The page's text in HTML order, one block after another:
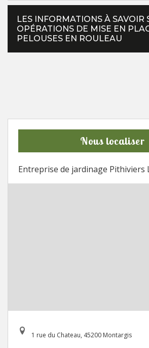
LES INFORMATIONS À SAVOIR
OPÉRATIONS DE MISE EN
PELOUSES EN ROULEAU
Nous localiser
Entreprise de jardinage Pithiviers
1 rue du Chateau, 45200 Montargis